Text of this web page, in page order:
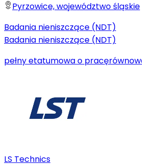
Pyrzowice, województwo śląskie
Badania nieniszczące (NDT)
Badania nieniszczące (NDT)
pełny etatumowa o pracę
LS Technics